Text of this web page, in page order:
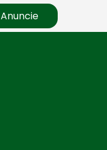
Anuncie